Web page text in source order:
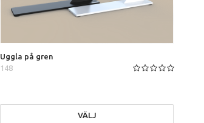
Uggla på gren
148
VÄLJ